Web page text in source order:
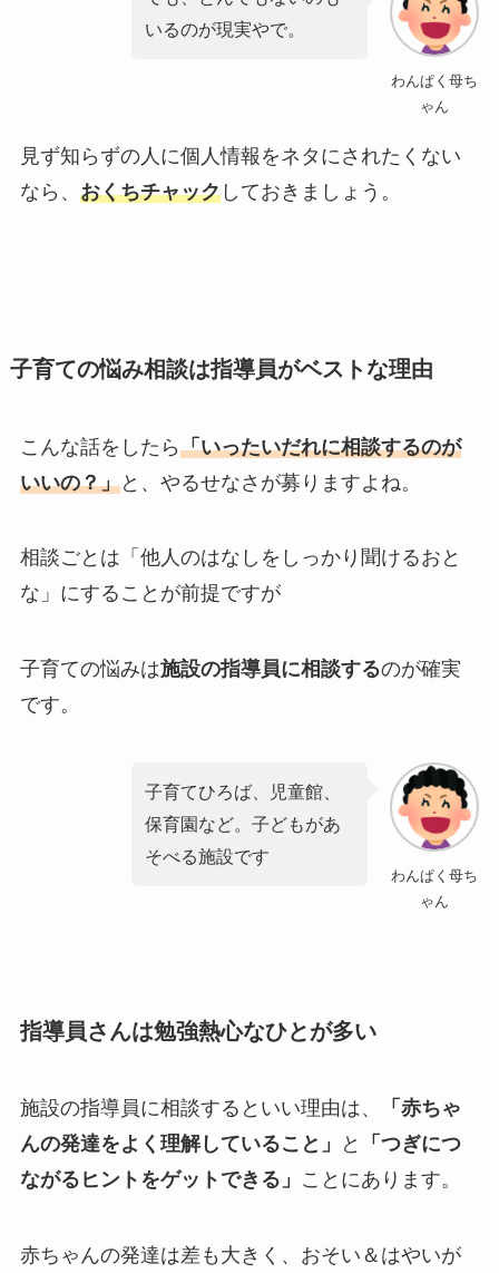
わんぱく母ち
ゃん
いるのが現実やで。
見ず知らずの人に個人情報をネタにされたくない
なら、 おくちチャックしておきましょう。
子育ての悩み相談は指導員がベストな理由
こんな話をしたら「いったいだれに相談するのが
いいの？」と、やるせなさが募りますよね。
相談ごとは「他人のはなしをしっかり聞けるおと
な」にすることが前提ですが
子育ての悩みは施設の指導員に相談するのが確実
です。
わんぱく母ち
ゃん
子育てひろば、児童館、
保育園など。子どもがあ
そべる施設です
指導員さんは勉強熱心なひとが多い
施設の指導員に相談するといい理由は、
「赤ちゃ
んの発達をよく理解していること」
と
「つぎにつ
ながるヒントをゲットできる」 ことにあります。
赤ちゃんの発達は差も大きく、おそい＆はやいが